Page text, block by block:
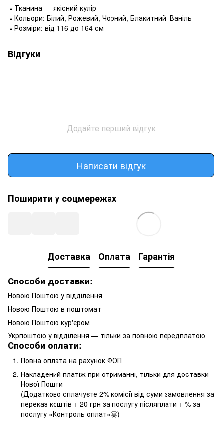
▫️ Тканина — якісний кулір
▫️ Кольори: Білий, Рожевий, Чорний, Блакитний, Ваніль
▫️ Розміри: від 116 до 164 см
Відгуки
Додайте перший відгук
Написати відгук
Поширити у соцмережах
Доставка Оплата
Гарантія
Способи доставки:
Новою Поштою у відділення
Новою Поштою в поштомат
Новою Поштою кур'єром
Укрпоштою у відділення — тільки за повною передплатою
Способи оплати:
Повна оплата на рахунок ФОП
Накладений платіж при отриманні, тільки для доставки
Нової Пошти
(Додатково сплачуєте 2% комісії від суми замовлення за
переказ коштів + 20 грн за послугу післяплати + % за
послугу «Контроль оплат»🤗)